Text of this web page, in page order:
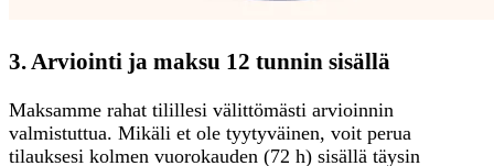
3. Arviointi ja maksu 12 tunnin sisällä
Maksamme rahat tilillesi välittömästi arvioinnin
valmistuttua. Mikäli et ole tyytyväinen, voit perua
tilauksesi kolmen vuorokauden (72 h) sisällä täysin